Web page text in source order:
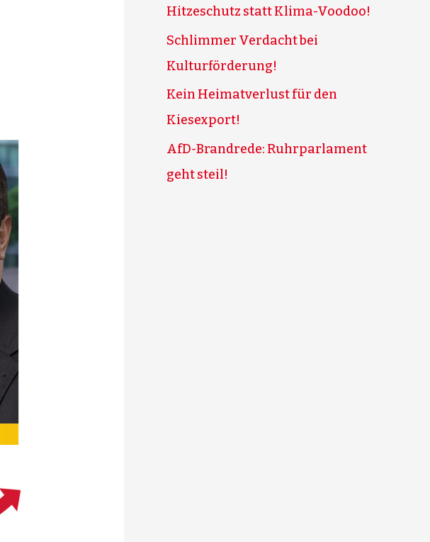
Hitzeschutz statt Klima-Voodoo!
Schlimmer Verdacht bei
Kulturförderung!
Kein Heimatverlust für den
Kiesexport!
AfD-Brandrede: Ruhrparlament
geht steil!